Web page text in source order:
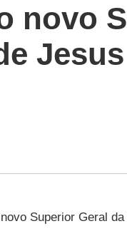
novo
Jesus
Superior Geral